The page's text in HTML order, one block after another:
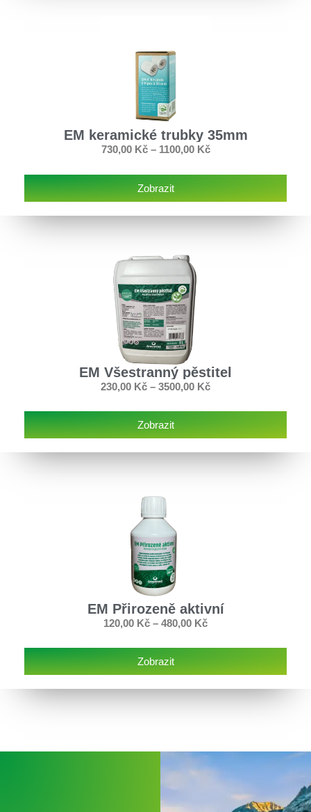
EM keramické trubky 35mm
730,00 Kč – 1100,00 Kč
Zobrazit
EM Všestranný pěstitel
230,00 Kč – 3500,00 Kč
Zobrazit
EM Přirozeně aktivní
120,00 Kč – 480,00 Kč
Zobrazit